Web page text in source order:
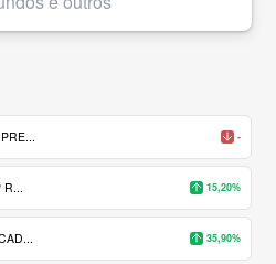
-
15,20%
35,90%